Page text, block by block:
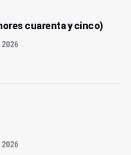
cuarenta y cinco)
2026
2026